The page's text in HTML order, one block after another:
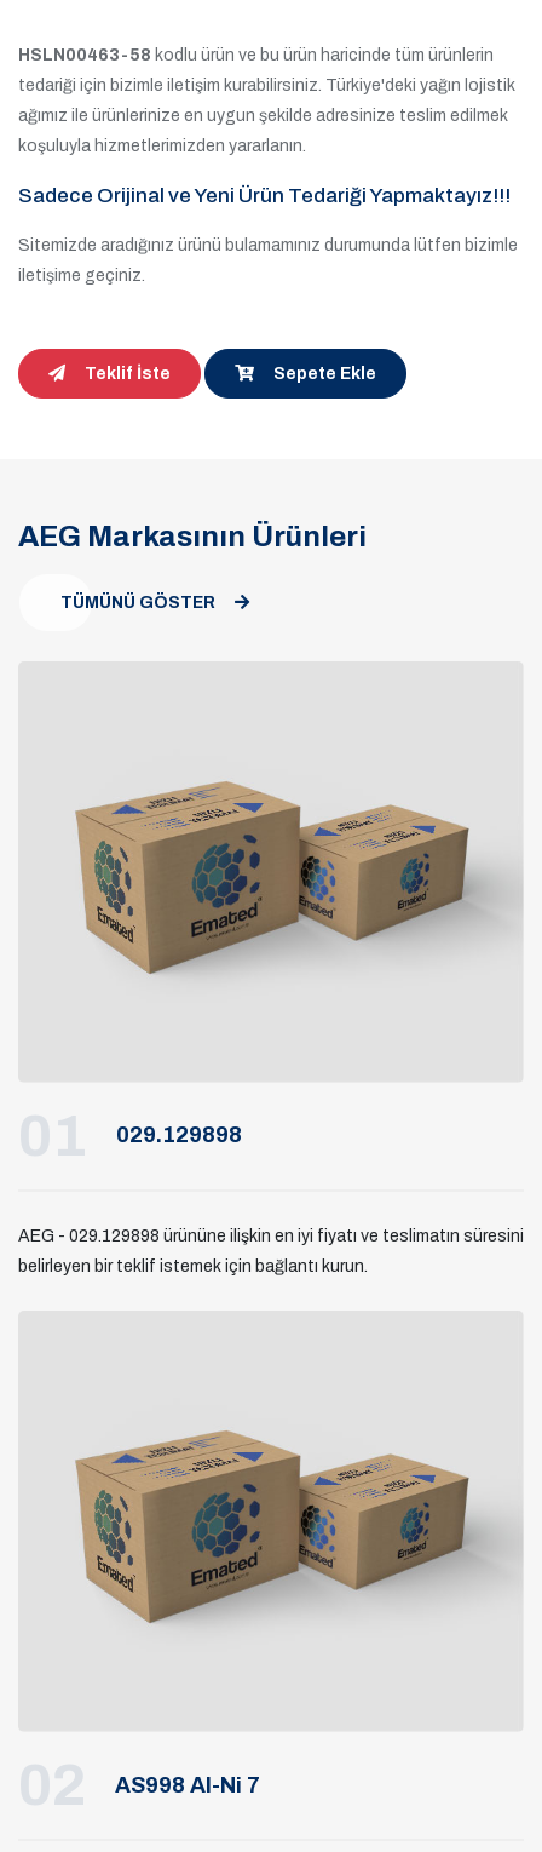
HSLN00463-58 kodlu ürün ve bu ürün haricinde tüm ürünlerin
tedariği için bizimle iletişim kurabilirsiniz. Türkiye'deki yağın lojistik
ağımız ile ürünlerinize en uygun şekilde adresinize teslim edilmek
koşuluyla hizmetlerimizden yararlanın.
Sadece Orijinal ve Yeni Ürün Tedariği Yapmaktayız!!!
Sitemizde aradığınız ürünü bulamamınız durumunda lütfen bizimle
iletişime geçiniz.
Teklif İste Sepete Ekle
AEG Markasının Ürünleri
TÜMÜNÜ GÖSTER
01 029.129898
AEG - 029.129898 ürününe ilişkin en iyi fiyatı ve teslimatın süresini
belirleyen bir teklif istemek için bağlantı kurun.
02 AS998 Al-Ni 7